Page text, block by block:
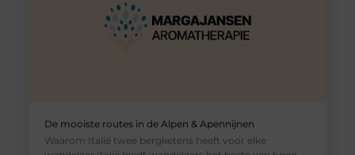
De mooiste routes in de Alpen & Apennijnen
Waarom Italië twee bergketens heeft voor elke